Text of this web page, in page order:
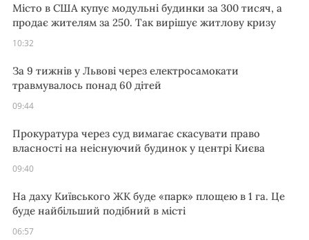
Місто в США купує модульні будинки за 300 тисяч, а
продає жителям за 250. Так вирішує житлову кризу
10:32
За 9 тижнів у Львові через електросамокати
травмувалось понад 60 дітей
09:44
Прокуратура через суд вимагає скасувати право
власності на неіснуючий будинок у центрі Києва
09:40
На даху Київського ЖК буде «парк» площею в 1 га. Це
буде найбільший подібний в місті
06:57